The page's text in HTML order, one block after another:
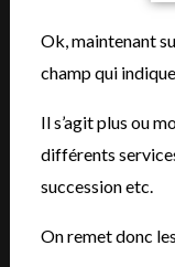
Ok, maintenant
champ qui
Il s’agit plus ou
différents
succession etc.
On remet donc